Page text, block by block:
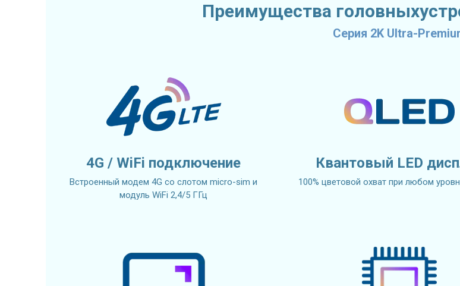
Преимущества
Серия 2K Ultra-
4G / WiFi подключение
Встроенный модем 4G со слотом micro-sim и
модуль WiFi 2,4/5 ГГц
Квантовый LED
100% цветовой охват при любом